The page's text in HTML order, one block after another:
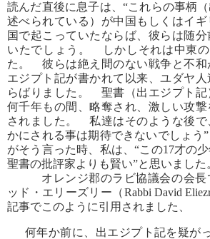
読んだ直後に息子は、“これらの事柄
述べられている）が中国もしくはイ
国で起こっていたならば、彼らは随
いたでしょう。 しかしそれは中東の
た。 彼らは絶え間のない戦争と不
エジプト記が書かれて以来、ユダヤ
らばりました。 聖書（出エジプト記
何千年もの間、略奪され、激しい攻
されました。 私達はそのような後で
かにされる事は期待できないでしょ
がそう言った時、私は、“この17才の
聖書の批評家よりも賢い”と思いました
オレンジ郡のラビ協議会の会
ッド・エリーズリー（Rabbi David
記事でこのように引用されました、
何年か前に、出エジプト記を疑が